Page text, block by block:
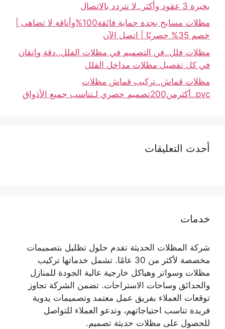
بخبرة 3 عقود وأكثر..لا تتردد بالاتصال
مظلات مسابح بجدة حماية فائقة100%وأناقة لا تضاهى |
خصم 35% حصريًا | اتصل الآن
مظلات فلل..فن التصميم في مظلات الفلل..دقة وإتقان
في كل تفصيل مظلات مداخل الفلل
مظلات قماش..تركيب قماش مظلات
pvc..أكثرمن200تصميم حصري لـتناسب جميع الأذواق
أحدث التعليقات
خدمات
شركة المظلات الحديثة تقدم حلول تظليل بتصميمات
مخصصة لأكثر من 30 عامًا. تشمل خدماتها تركيب
مظلات وسواتر وهياكل خارجية عالية الجودة للمنازل
والحدائق وساحات الاستراحات. تضمن الشركة تجاوز
توقعات العملاء بفريق عمل معتمد وتصميمات يدوية
فريدة تناسب احتياجاتهم، وتدعو العملاء للتواصل
للحصول على مظلات حديثة تصميم.